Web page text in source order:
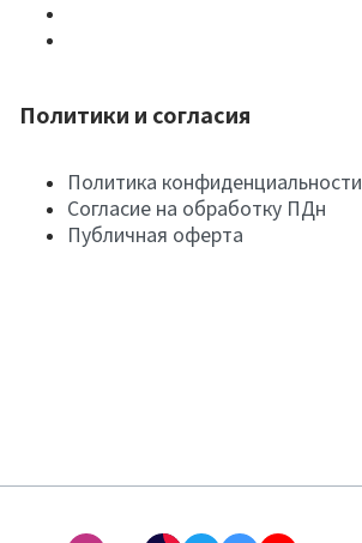
Политики и согласия
Политика конфиденциальности
Согласие на обработку ПДн
Публичная оферта